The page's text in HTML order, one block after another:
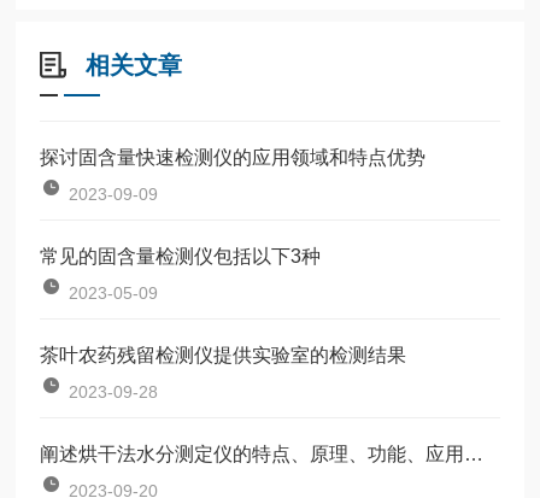
相关文章
探讨固含量快速检测仪的应用领域和特点优势
2023-09-09
常见的固含量检测仪包括以下3种
2023-05-09
茶叶农药残留检测仪提供实验室的检测结果
2023-09-28
阐述烘干法水分测定仪的特点、原理、功能、应用及其优势
2023-09-20